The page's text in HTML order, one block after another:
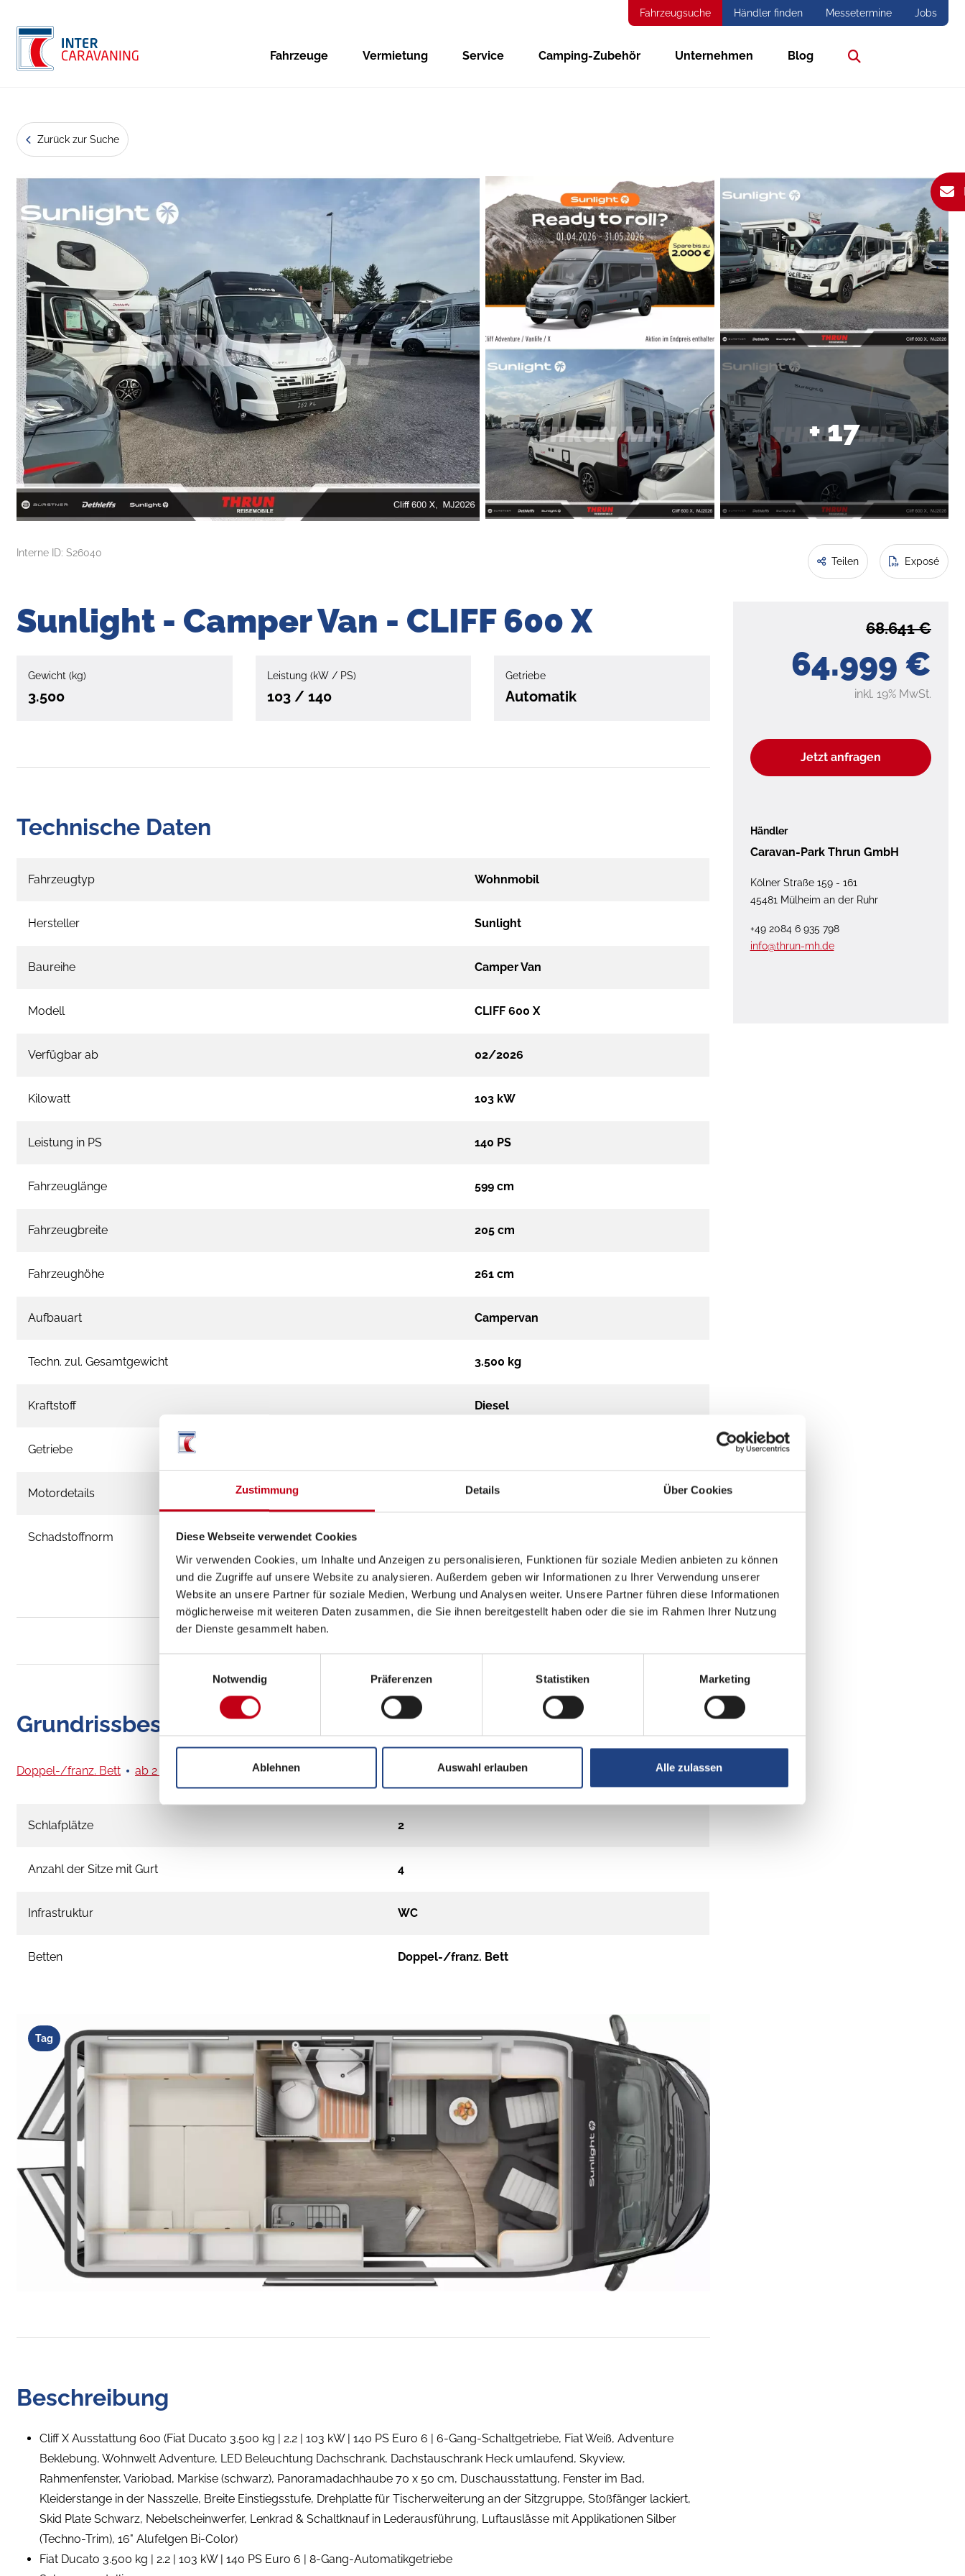
Zustimmung Details Über Cookies
Diese Webseite verwendet Cookies
Wir verwenden Cookies, um Inhalte und Anzeigen zu personalisieren, Funktionen für soziale Medien anbieten zu können
und die Zugriffe auf unsere Website zu analysieren. Außerdem geben wir Informationen zu Ihrer Verwendung unserer
Website an unsere Partner für soziale Medien, Werbung und Analysen weiter. Unsere Partner führen diese Informationen
möglicherweise mit weiteren Daten zusammen, die Sie ihnen bereitgestellt haben oder die sie im Rahmen Ihrer Nutzung
der Dienste gesammelt haben.
Einwilligungsauswahl
Notwendig
Präferenzen Statistiken Marketing
Ablehnen Auswahl erlauben Alle zulassen
Fahrzeugsuche Händler finden Messetermine Jobs
Fahrzeuge Vermietung Service Camping-Zubehör Unternehmen Blog
Zurück zur Suche
+ 17
Interne ID: S26040
Teilen Exposé
64.999 €
68.641 €
inkl. 19% MwSt.
Jetzt anfragen
Händler
Caravan-Park Thrun GmbH
Kölner Straße 159 - 161
45481 Mülheim an der Ruhr
+49 2084 6 935 798
info@thrun-mh.de
Sunlight - Camper Van - CLIFF 600 X
Gewicht (kg)
3.500
Leistung (kW / PS)
103 / 140
Getriebe
Automatik
Technische Daten
Fahrzeugtyp Wohnmobil
Hersteller Sunlight
Baureihe Camper Van
Modell CLIFF 600 X
Verfügbar ab 02/2026
Kilowatt 103 kW
Leistung in PS 140 PS
Fahrzeuglänge 599 cm
Fahrzeugbreite 205 cm
Fahrzeughöhe 261 cm
Aufbauart Campervan
Techn. zul. Gesamtgewicht 3.500 kg
Kraftstoff Diesel
Getriebe
Motordetails 2.2
Schadstoffnorm
Grundrissbeschreibung
Doppel-/franz. Bett ab 2 Schlafplätze
Schlafplätze 2
Anzahl der Sitze mit Gurt 4
Infrastruktur WC
Betten Doppel-/franz. Bett
Tag
Beschreibung
Cliff X Ausstattung 600 (Fiat Ducato 3.500 kg | 2.2 | 103 kW | 140 PS Euro 6 | 6-Gang-Schaltgetriebe, Fiat Weiß, Adventure
Beklebung, Wohnwelt Adventure, LED Beleuchtung Dachschrank, Dachstauschrank Heck umlaufend, Skyview,
Rahmenfenster, Variobad, Markise (schwarz), Panoramadachhaube 70 x 50 cm, Duschausstattung, Fenster im Bad,
Kleiderstange in der Nasszelle, Breite Einstiegsstufe, Drehplatte für Tischerweiterung an der Sitzgruppe, Stoßfänger lackiert,
Skid Plate Schwarz, Nebelscheinwerfer, Lenkrad & Schaltknauf in Lederausführung, Luftauslässe mit Applikationen Silber
(Techno-Trim), 16" Alufelgen Bi-Color)
Fiat Ducato 3.500 kg | 2.2 | 103 kW | 140 PS Euro 6 | 8-Gang-Automatikgetriebe